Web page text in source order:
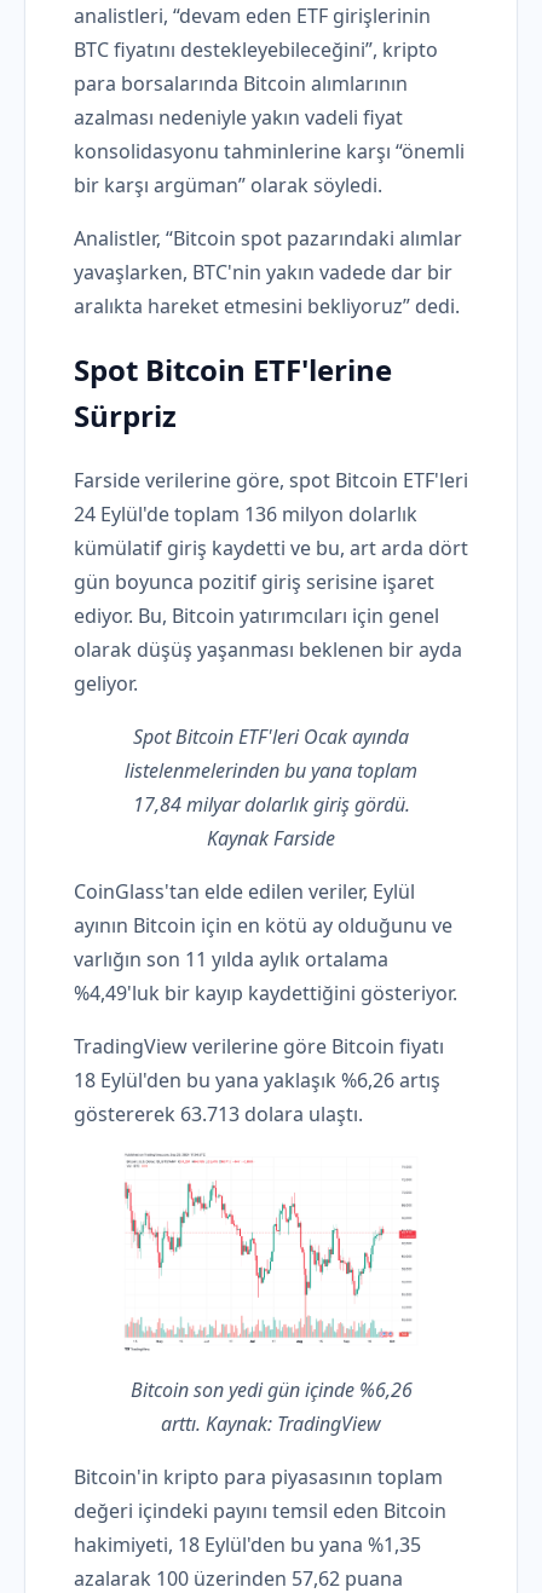
analistleri, “devam eden ETF girişlerinin
BTC fiyatını destekleyebileceğini”, kripto
para borsalarında Bitcoin alımlarının
azalması nedeniyle yakın vadeli fiyat
konsolidasyonu tahminlerine karşı “önemli
bir karşı argüman” olarak söyledi.
Analistler, “Bitcoin spot pazarındaki alımlar
yavaşlarken, BTC'nin yakın vadede dar bir
aralıkta hareket etmesini bekliyoruz” dedi.
Spot Bitcoin ETF'lerine
Sürpriz
Farside verilerine göre, spot Bitcoin ETF'leri
24 Eylül'de toplam 136 milyon dolarlık
kümülatif giriş kaydetti ve bu, art arda dört
gün boyunca pozitif giriş serisine işaret
ediyor. Bu, Bitcoin yatırımcıları için genel
olarak düşüş yaşanması beklenen bir ayda
geliyor.
Spot Bitcoin ETF'leri Ocak ayında
listelenmelerinden bu yana toplam
17,84 milyar dolarlık giriş gördü.
Kaynak Farside
CoinGlass'tan elde edilen veriler, Eylül
ayının Bitcoin için en kötü ay olduğunu ve
varlığın son 11 yılda aylık ortalama
%4,49'luk bir kayıp kaydettiğini gösteriyor.
TradingView verilerine göre Bitcoin fiyatı
18 Eylül'den bu yana yaklaşık %6,26 artış
göstererek 63.713 dolara ulaştı.
Bitcoin son yedi gün içinde %6,26
arttı. Kaynak: TradingView
Bitcoin'in kripto para piyasasının toplam
değeri içindeki payını temsil eden Bitcoin
hakimiyeti, 18 Eylül'den bu yana %1,35
azalarak 100 üzerinden 57,62 puana